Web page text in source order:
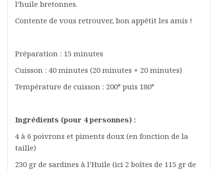
l’huile bretonnes.
Contente de vous retrouver, bon appétit les amis !
Préparation : 15 minutes
Cuisson : 40 minutes (20 minutes + 20 minutes)
Température de cuisson : 200° puis 180°
Ingrédients (pour 4 personnes) :
4 à 6 poivrons et piments doux (en fonction de la
taille)
230 gr de sardines à l’Huile (ici 2 boîtes de 115 gr de